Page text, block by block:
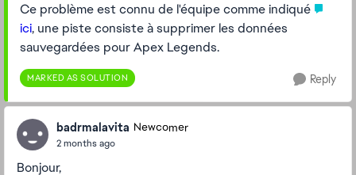
Ce problème est connu de l'équipe comme indiqué
ici, une piste consiste à supprimer les données
sauvegardées pour Apex Legends.
MARKED AS SOLUTION Reply
badrmalavita Newcomer
2 months ago
Bonjour,